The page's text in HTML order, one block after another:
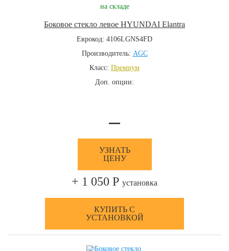
на складе
Боковое стекло левое HYUNDAI Elantra
Еврокод: 4106LGNS4FD
Производитель: AGC
Класс: Премиум
Доп. опции:
—
УЗНАТЬ
ЦЕНУ
+ 1 050 Р установка
КУПИТЬ С
УСТАНОВКОЙ